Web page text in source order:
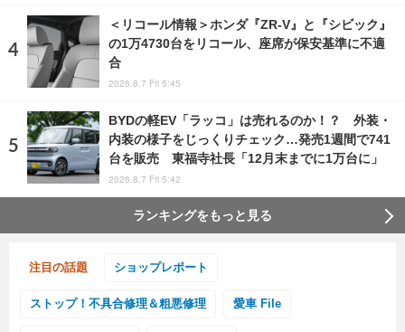
＜リコール情報＞ホンダ『ZR-V』と『シビック』
の1万4730台をリコール、座席が保安基準に不適
合
2026.8.7 Fri 5:45
BYDの軽EV「ラッコ」は売れるのか！？ 外装・
内装の様子をじっくりチェック…発売1週間で741
台を販売 東福寺社長「12月末までに1万台に」
2026.8.7 Fri 5:42
ランキングをもっと見る
注目の話題 ショップレポート
ストップ！不具合修理＆粗悪修理 愛車 File